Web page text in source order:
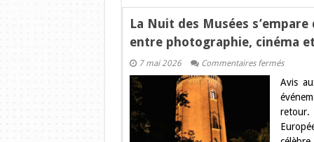
La Nuit des Musées
entre photographie, cinéma
7 mai 2026 Commentaires ferméssur
Nuit
des
Musées
du
Château
Avis
retour.